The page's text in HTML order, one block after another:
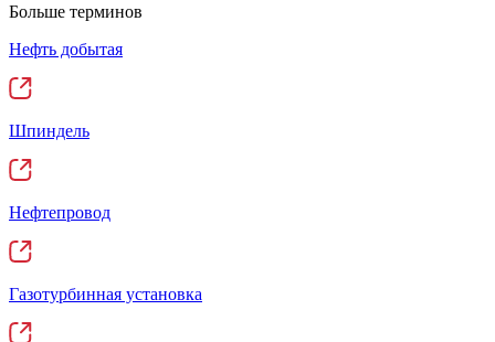
Больше терминов
Нефть добытая
Шпиндель
Нефтепровод
Газотурбинная установка